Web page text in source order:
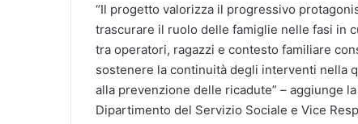
“Il progetto valorizza il progressivo
trascurare il ruolo delle famiglie nelle fasi in
tra operatori, ragazzi e contesto familiare
sostenere la continuità degli interventi nella
alla prevenzione delle ricadute” – aggiunge
Dipartimento del Servizio Sociale e Vice